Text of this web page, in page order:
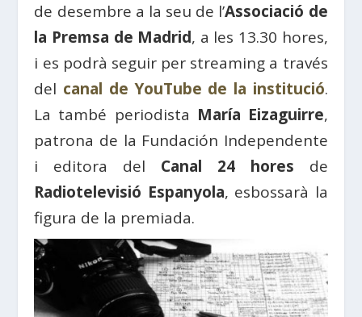
de desembre a la seu de l’Associació de
la Premsa de Madrid, a les 13.30 hores,
i es podrà seguir per streaming a través
del canal de YouTube de la institució.
La també periodista María Eizaguirre,
patrona de la Fundación Independente
i editora del Canal 24 hores de
Radiotelevisió Espanyola, esbossarà la
figura de la premiada.